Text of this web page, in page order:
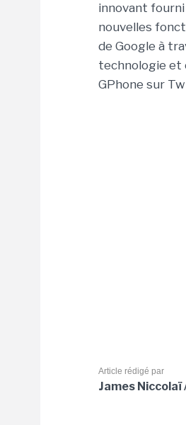
innovant
nouvelles
de Google à
technologie et
GPhone sur
Article rédigé par
James Niccolaï